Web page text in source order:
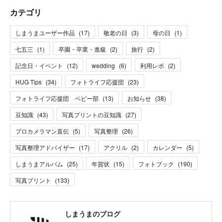
カテゴリ
しまうまユーザー作品 (17) 敬老の日 (3) 母の日 (1)
七五三 (1) 卒園・卒業・進級 (2) 旅行 (2)
記念日・イベント
(12) wedding (6) 利用レポ (2)
HUG Tips (34) フォトライフ応援団 (23)
フォトライフ応援団 ベビー部 (13) お知らせ (38)
豆知識 (43) 写真プリントの豆知識 (27)
プロカメラマン直伝 (5) 写真整理 (26)
写真整理アドバイザー (17) アクリル (2) カレンダー (5)
しまうまアルバム (25) 年賀状 (15) フォトブック (190)
写真プリント
(133)
しまうまのブログ